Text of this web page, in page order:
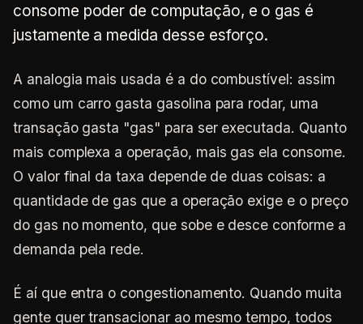
consome poder de computação, e o gas é
justamente a medida desse esforço.
A analogia mais usada é a do combustível: assim
como um carro gasta gasolina para rodar, uma
transação gasta "gas" para ser executada. Quanto
mais complexa a operação, mais gas ela consome.
O valor final da taxa depende de duas coisas: a
quantidade de gas que a operação exige e o preço
do gas no momento, que sobe e desce conforme a
demanda pela rede.
É aí que entra o congestionamento. Quando muita
gente quer transacionar ao mesmo tempo, todos